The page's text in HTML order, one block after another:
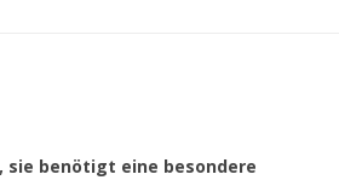
sie benötigt eine besondere